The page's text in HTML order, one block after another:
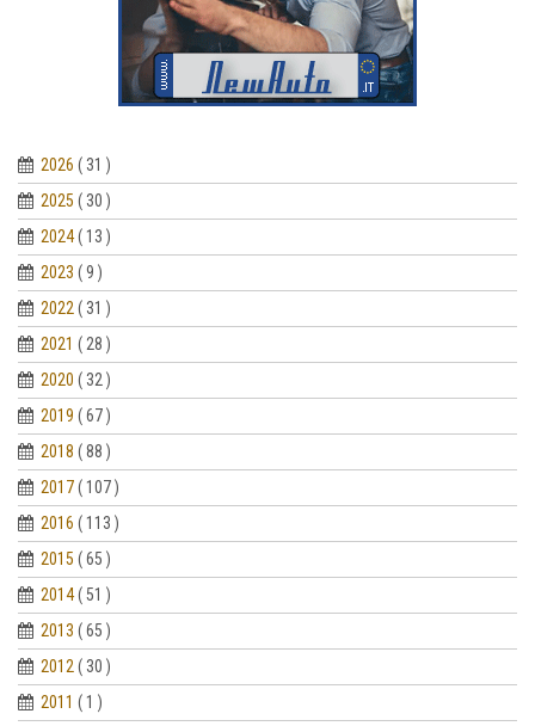
2026 ( 31 )
2025 ( 30 )
2024( 13 )
2023 ( 9 )
2022 ( 31 )
2021 ( 28 )
2020 ( 32 )
2019 ( 67 )
2018 ( 88 )
2017( 107 )
2016 ( 113 )
2015 ( 65 )
2014( 51 )
2013 ( 65 )
2012 ( 30 )
2011 ( 1 )